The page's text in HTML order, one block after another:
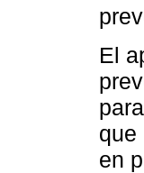
El
que
en